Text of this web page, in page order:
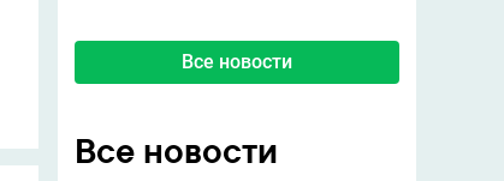
Все новости
Все новости